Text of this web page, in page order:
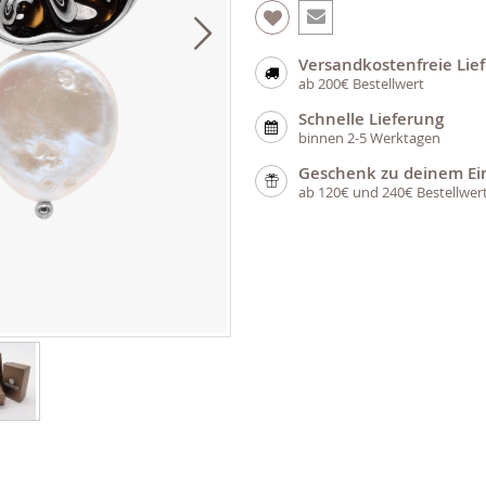
Versandkostenfreie
ab 200€ Bestellwert
Schnelle Lieferung
binnen 2-5 Werktagen
Geschenk zu deinem
ab 120€ und 240€